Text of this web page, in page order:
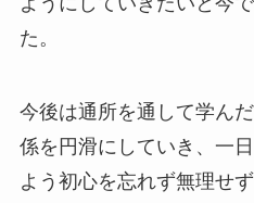
た。
今後は通所を通して学ん
係を円滑にしていき、一
よう初心を忘れず無理せ